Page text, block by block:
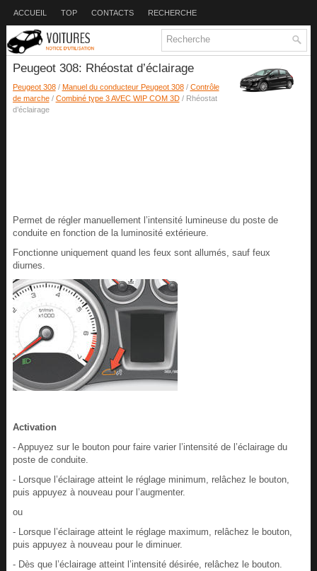
ACCUEIL TOP CONTACTS RECHERCHE
Peugeot 308: Rhéostat d’éclairage
Peugeot 308/ Manuel du conducteur Peugeot 308/ Contrôle
de marche/ Combiné type 3 AVEC WIP COM 3D/ Rhéostat
d’éclairage
Permet de régler manuellement l’intensité lumineuse du poste de
conduite en fonction de la luminosité extérieure.
Fonctionne uniquement quand les feux sont allumés, sauf feux
diurnes.
Activation
- Appuyez sur le bouton pour faire varier l’intensité de l’éclairage du
poste de conduite.
- Lorsque l’éclairage atteint le réglage minimum, relâchez le bouton,
puis appuyez à nouveau pour l’augmenter.
ou
- Lorsque l’éclairage atteint le réglage maximum, relâchez le bouton,
puis appuyez à nouveau pour le diminuer.
- Dès que l’éclairage atteint l’intensité désirée, relâchez le bouton.